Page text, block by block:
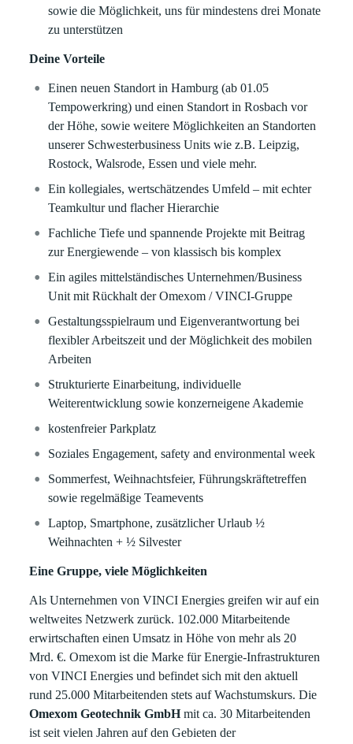
sowie die Möglichkeit, uns für mindestens drei Monate
zu unterstützen
Deine Vorteile
Einen neuen Standort in Hamburg (ab 01.05
Tempowerkring) und einen Standort in Rosbach vor
der Höhe, sowie weitere Möglichkeiten an Standorten
unserer Schwesterbusiness Units wie z.B. Leipzig,
Rostock, Walsrode, Essen und viele mehr.
Ein kollegiales, wertschätzendes Umfeld – mit echter
Teamkultur und flacher Hierarchie
Fachliche Tiefe und spannende Projekte mit Beitrag
zur Energiewende – von klassisch bis komplex
Ein agiles mittelständisches Unternehmen/Business
Unit mit Rückhalt der Omexom / VINCI-Gruppe
Gestaltungsspielraum und Eigenverantwortung bei
flexibler Arbeitszeit und der Möglichkeit des mobilen
Arbeiten
Strukturierte Einarbeitung, individuelle
Weiterentwicklung sowie konzerneigene Akademie
kostenfreier Parkplatz
Soziales Engagement, safety and environmental week
Sommerfest, Weihnachtsfeier, Führungskräftetreffen
sowie regelmäßige Teamevents
Laptop, Smartphone, zusätzlicher Urlaub ½
Weihnachten + ½ Silvester
Eine Gruppe, viele Möglichkeiten
Als Unternehmen von VINCI Energies greifen wir auf ein
weltweites Netzwerk zurück. 102.000 Mitarbeitende
erwirtschaften einen Umsatz in Höhe von mehr als 20
Mrd. €. Omexom ist die Marke für Energie-Infrastrukturen
von VINCI Energies und befindet sich mit den aktuell
rund 25.000 Mitarbeitenden stets auf Wachstumskurs. Die
Omexom Geotechnik GmbHmit ca. 30 Mitarbeitenden
ist seit vielen Jahren auf den Gebieten der